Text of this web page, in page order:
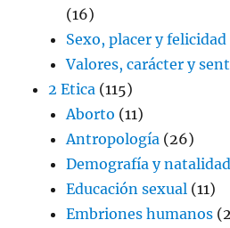
(16)
Sexo, placer y felicidad
Valores, carácter y
2 Etica (115)
Aborto (11)
Antropología (26)
Demografía y natalidad
Educación sexual (11)
Embriones humanos